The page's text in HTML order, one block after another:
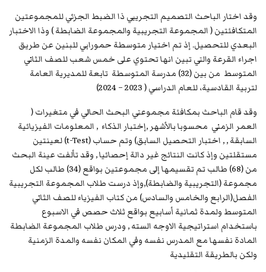
وقد اختار الباحث التصميم التجريبي ذا الضبط الجزئي للمجموعتين
المتكافئتين ( المجموعة التجريبية والمجموعة الضابطة ) وذا الاختبار
البعدي للتحصيل. إذ تم اختيار متوسطة حمورابي للبنين عن طريق
اجراء القرعة والتي تبين انها تحتوي على خمس شعب للصف الثاني
المتوسط من بين (32) مدرسة المتوسطة تابعة للمديرية العامة
لتربية القادسية، للعام الدراسي ( 2023 – 2024)
وقد قام الباحث بمكافئة مجموعتي البحث الحالي في متغيرات (
العمر الزمني محسوبا بالأشهر ,إختبار الذكاء , المعلومات الفيزيائية
السابقة , , اختبار التحصيل السابق) وتم حساب (t-Test) لعينتين
مستقلتين وإذ كانت النتائج غير دالة إحصائيا , وقد تألفت عينة البحث
من (68) طالب تم تقسيمها إلى مجموعتين بواقع (34) طالب لكل
مجموعة (التجريبية والضابطة),وإذ درست طلاب المجموعة التجريبية
الفصل(الرابع والخامس والسادس) من كتاب الفيزياء للصف الثاني
المتوسط ولمدة ثمانية أسابيع بواقع ثلاث حصص في الاسبوع
باستخدام استراتيجية الاوجه السته , ودرس طلاب المجموعة الضابطة
المادة نفسها مع المدرس نفسه وفي المكان نفسه والمدة الزمنية
ولكن بالطريقة التقليدية